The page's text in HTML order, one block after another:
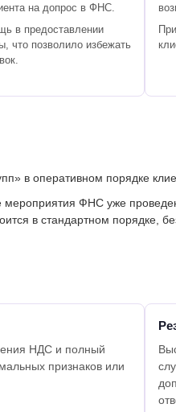
на допрос в ФНС.
в предоставлении
что позволило избежать
в оперативном порядке
мероприятия ФНС уже
в стандартном порядке,
НДС и полный
признаков или